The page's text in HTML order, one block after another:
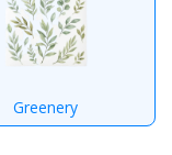
Greenery